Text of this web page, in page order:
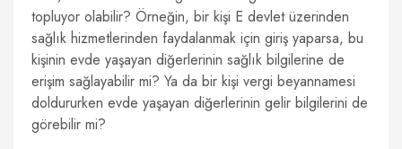
topluyor olabilir? Örneğin, bir kişi E devlet üzerinden
sağlık hizmetlerinden faydalanmak için giriş yaparsa, bu
kişinin evde yaşayan diğerlerinin sağlık bilgilerine de
erişim sağlayabilir mi? Ya da bir kişi vergi beyannamesi
doldururken evde yaşayan diğerlerinin gelir bilgilerini de
görebilir mi?